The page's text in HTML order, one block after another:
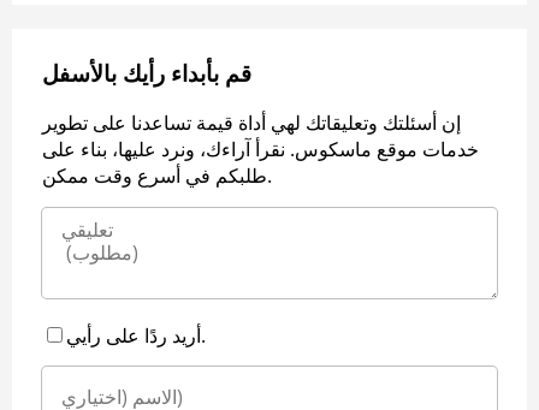
قم بأبداء رأيك بالأسفل
إن أسئلتك وتعليقاتك لهي أداة قيمة تساعدنا على تطوير
خدمات موقع ماسكوس. نقرأ آراءك، ونرد عليها، بناء على
طلبكم في أسرع وقت ممكن.
أريد ردًا على رأيي.